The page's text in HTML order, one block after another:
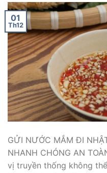
01
Th12
GỬI NƯỚC MẮM ĐI
NHANH CHÓNG AN
vị truyền thống không